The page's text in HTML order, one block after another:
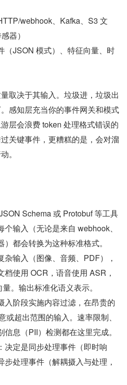
webhook、Kafka、S3 文
器）
（JSON 模式）、特征向量、时
量取决于其输入。垃圾进，垃圾出
感知层充当你的事件网关和模式
层会浪费 token 处理格式错误的
关键事件，更糟糕的是，会对溜
。
Schema 或 Protobuf 等工具
输入（无论是来自 webhook、
都会转换为这种标准格式。
杂输入（图像、音频、PDF），
使用 OCR，语音使用 ASR，
。输出标准化语义表示。
入阶段实施内容过滤，在昂贵的
或超出范围的输入。速率限制、
息（PII）检测都在这里完成。
：决定是同步处理事件（即时响
步处理事件（解耦摄入与处理，